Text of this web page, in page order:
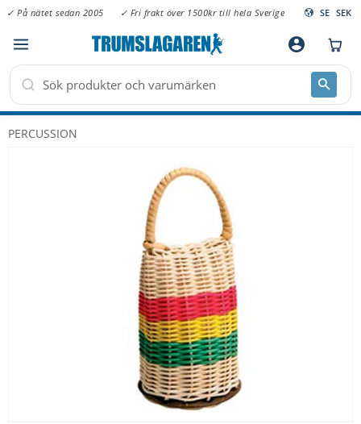
Meny
✓ På nätet sedan 2005 ✓ Fri frakt över 1500kr till hela Sverige SE SEK
account_circle
PERCUSSION